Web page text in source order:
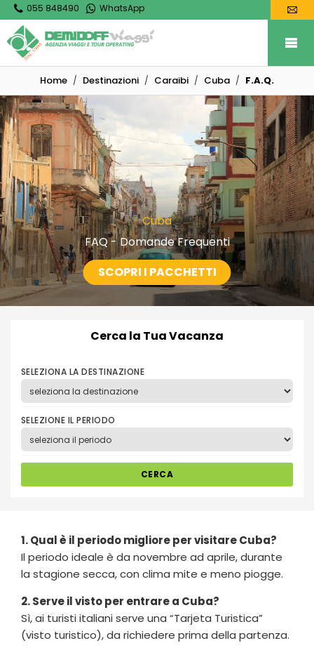
055 848490 WhatsApp
Home Destinazioni Caraibi Cuba F.A.Q.
Cuba
FAQ - Domande Frequenti
SCOPRI I PACCHETTI
Cerca la Tua Vacanza
SELEZIONA LA DESTINAZIONE
SELEZIONE IL PERIODO
CERCA
1. Qual è il periodo migliore per visitareCuba?
Il periodo ideale è da novembre ad aprile, durante
la stagione secca, con clima mite e meno piogge.
2. Serve il visto per entrare a Cuba?
Sì, ai turisti italiani serve una “Tarjeta Turistica”
(visto turistico), da richiedere prima della partenza.